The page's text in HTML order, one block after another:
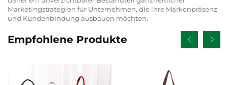
Marketingstrategien für Unternehmen, die ihre Markenpräsenz
und Kundenbindung ausbauen möchten.
Empfohlene Produkte